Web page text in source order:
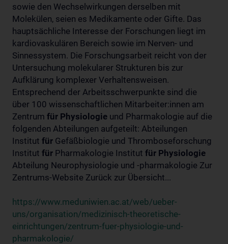
sowie den Wechselwirkungen derselben mit
Molekülen, seien es Medikamente oder Gifte. Das
hauptsächliche Interesse der Forschungen liegt im
kardiovaskulären Bereich sowie im Nerven- und
Sinnessystem. Die Forschungsarbeit reicht von der
Untersuchung molekularer Strukturen bis zur
Aufklärung komplexer Verhaltensweisen.
Entsprechend der Arbeitsschwerpunkte sind die
über 100 wissenschaftlichen Mitarbeiter:innen am
Zentrum für Physiologie und Pharmakologie auf die
folgenden Abteilungen aufgeteilt: Abteilungen
Institut für Gefäßbiologie und Thromboseforschung
Institut für Pharmakologie Institut für Physiologie
Abteilung Neurophysiologie und -pharmakologie Zur
Zentrums-Website Zurück zur Übersicht...
https://www.meduniwien.ac.at/web/ueber-
uns/organisation/medizinisch-theoretische-
einrichtungen/zentrum-fuer-physiologie-und-
pharmakologie/